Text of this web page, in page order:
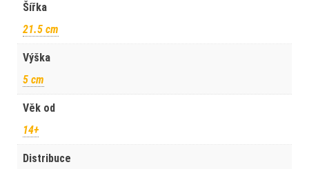
Šířka
21.5 cm
Výška
5 cm
Věk od
14+
Distribuce